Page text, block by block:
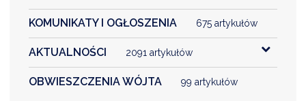
KOMUNIKATY I OGŁOSZENIA 675 artykułów
AKTUALNOŚCI 2091 artykułów
OBWIESZCZENIA WÓJTA 99 artykułów